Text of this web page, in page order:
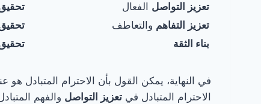
تعزيز التواصل الفعال
تعزيز التفاهم والتعاطف
بناء الثقة
في النهاية، يمكن القول بأن الاحترام المتبادل
الاحترام المتبادل فيتعزيز التواصل والفهم